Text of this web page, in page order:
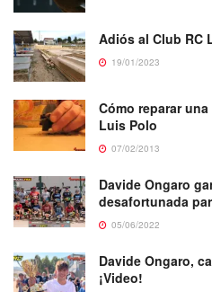
Adiós al Club RC
19/01/2023
Cómo reparar
Luis Polo
07/02/2013
Davide Ongaro
desafortunada
05/06/2022
Davide Ongaro,
¡Video!